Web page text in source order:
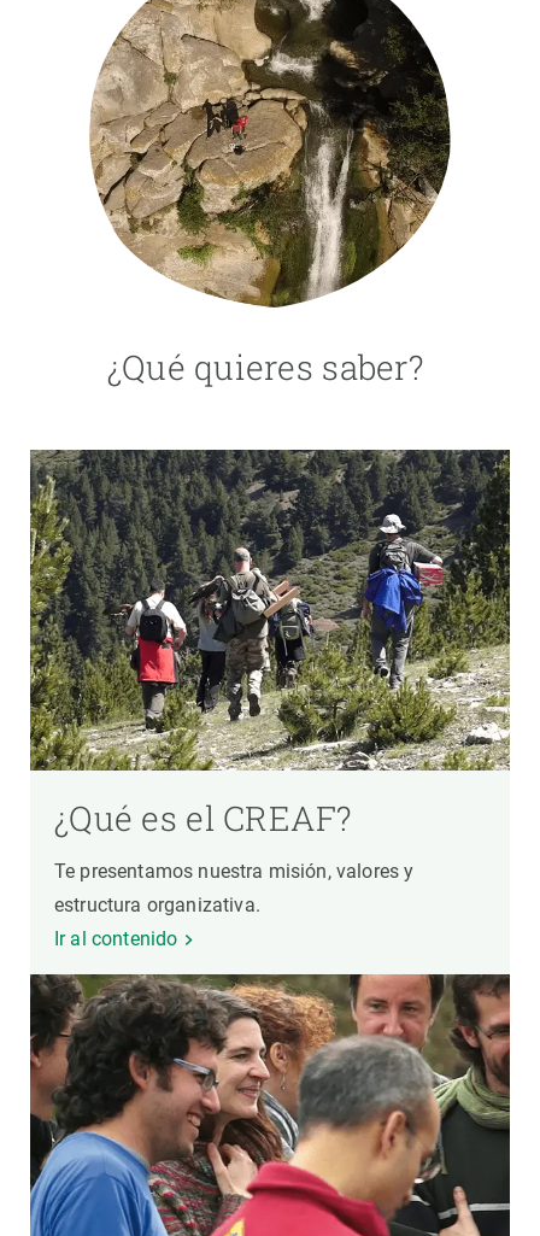
¿Qué quieres saber?
¿Qué es el CREAF?
Te presentamos nuestra misión, valores y
estructura organizativa.
Ir al contenido